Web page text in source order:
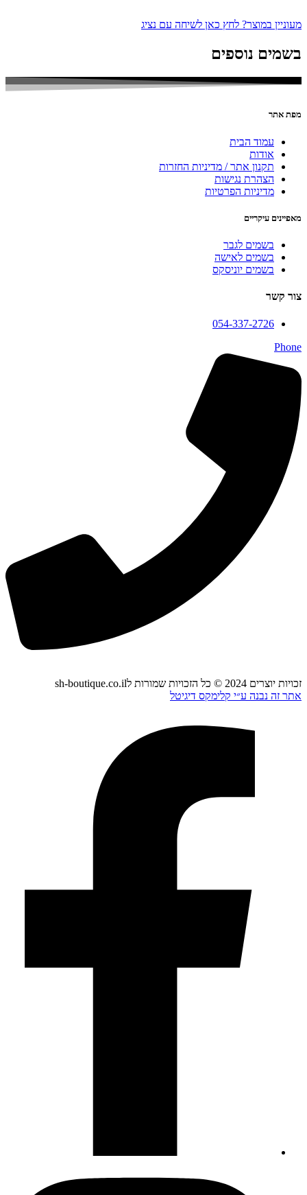
מעוניין במוצר? לחץ כאן לשיחה עם נציג
בשמים נוספים
מפת אתר
עמוד הבית
אודות
תקנון אתר / מדיניות החזרות
הצהרת נגישות
מדיניות הפרטיות
מאפיינים עיקריים
בשמים לגבר
בשמים לאישה
בשמים יוניסקס
צור קשר
054-337-2726
Phone
זכויות יוצרים 2024 © כל הזכויות שמורות לsh-boutique.co.il
אתר זה נבנה ע״י קלימקס דיגיטל